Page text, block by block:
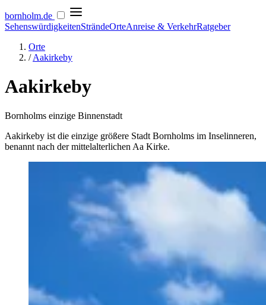
bornholm.de
SehenswürdigkeitenSträndeOrteAnreise & VerkehrRatgeber
Orte
/ Aakirkeby
Aakirkeby
Bornholms einzige Binnenstadt
Aakirkeby ist die einzige größere Stadt Bornholms im Inselinneren,
benannt nach der mittelalterlichen Aa Kirke.